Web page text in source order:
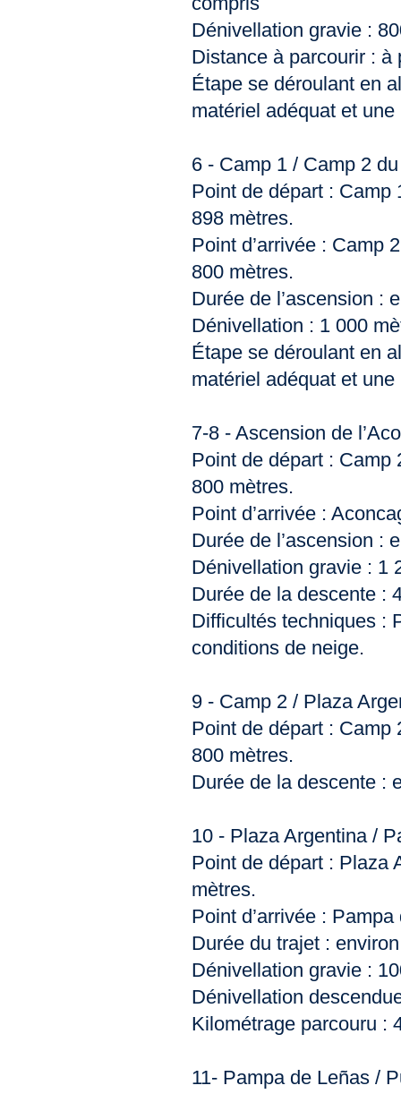
Dénivellation gravie :
Distance à parcourir : à
Étape se déroulant en
matériel adéquat et
6 - Camp 1 / Camp 2
Point de départ : Camp
898 mètres.
Point d’arrivée : Camp
800 mètres.
Durée de l’ascension :
Dénivellation : 1 000
Étape se déroulant en
matériel adéquat et
7-8 - Ascension de
Point de départ : Camp
800 mètres.
Point d’arrivée :
Durée de l’ascension :
Dénivellation gravie : 1
Durée de la descente :
Difficultés techniques :
conditions de neige.
9 - Camp 2 / Plaza
Point de départ : Camp
800 mètres.
Durée de la descente :
10 - Plaza Argentina /
Point de départ : Plaza
mètres.
Point d’arrivée :
Durée du trajet :
Dénivellation gravie :
Dénivellation
Kilométrage parcouru :
11- Pampa de Leñas /